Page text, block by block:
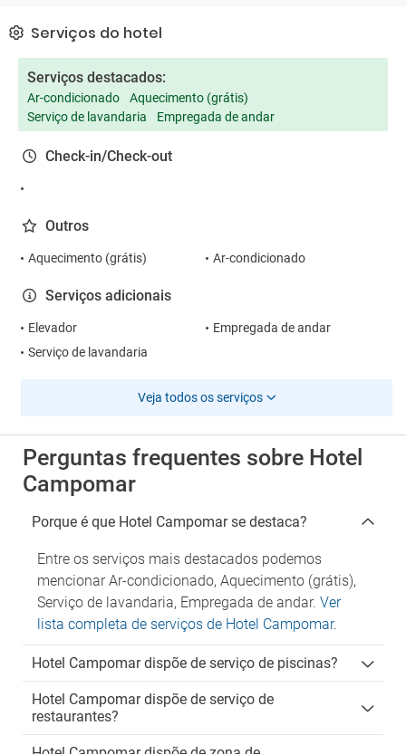
poderão ser seleccionados pelo menu ou à la carte. Bebidas
Serviços do hotel
Serviços destacados:
Ar-condicionado
Aquecimento (grátis)
Serviço de lavandaria
Empregada de andar
Check-in/Check-out
Outros
Aquecimento (grátis) Ar-condicionado
Serviços adicionais
Elevador
Empregada de andar
Serviço de lavandaria
Veja todos os serviços
Perguntas frequentes sobre Hotel
Campomar
Porque é que Hotel Campomar se destaca?
Entre os serviços mais destacados podemos
mencionar Ar-condicionado, Aquecimento (grátis),
Serviço de lavandaria, Empregada de andar. Ver
lista completa de serviços de Hotel Campomar.
Hotel Campomar dispõe de serviço de piscinas?
Hotel Campomar dispõe de serviço de
restaurantes?